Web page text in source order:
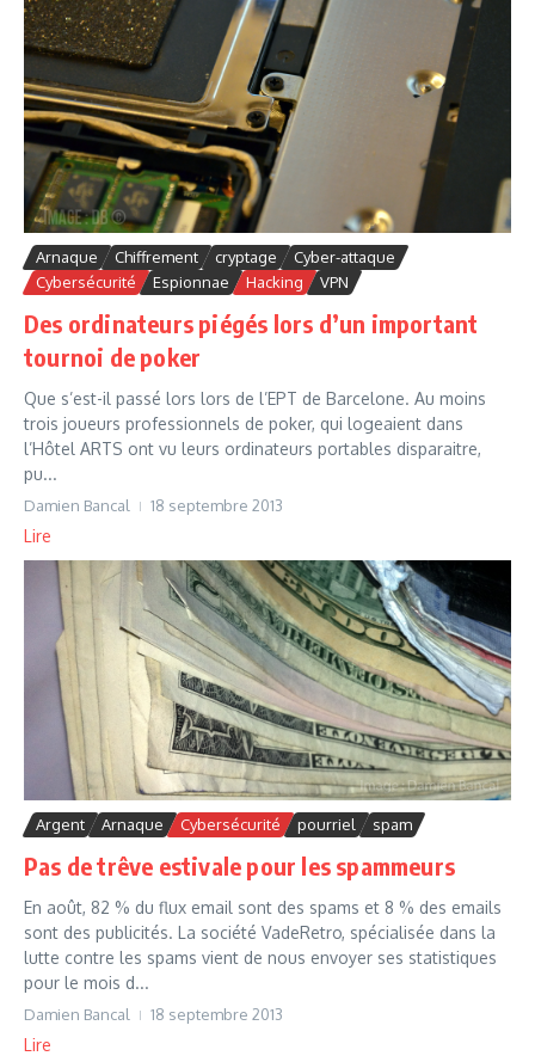
Arnaque Chiffrement cryptage
Cyber-attaque
Cybersécurité
Espionnae Hacking VPN
Des ordinateurs piégés lors d’un important
tournoi de poker
Que s’est-il passé lors lors de l’EPT de Barcelone. Au moins
trois joueurs professionnels de poker, qui logeaient dans
l’Hôtel ARTS ont vu leurs ordinateurs portables disparaitre,
pu...
Damien Bancal 18 septembre 2013
Lire
Argent Arnaque Cybersécurité pourriel spam
Pas de trêve estivale pour les spammeurs
En août, 82 % du flux email sont des spams et 8 % des emails
sont des publicités. La société VadeRetro, spécialisée dans la
lutte contre les spams vient de nous envoyer ses statistiques
pour le mois d...
Damien Bancal 18 septembre 2013
Lire